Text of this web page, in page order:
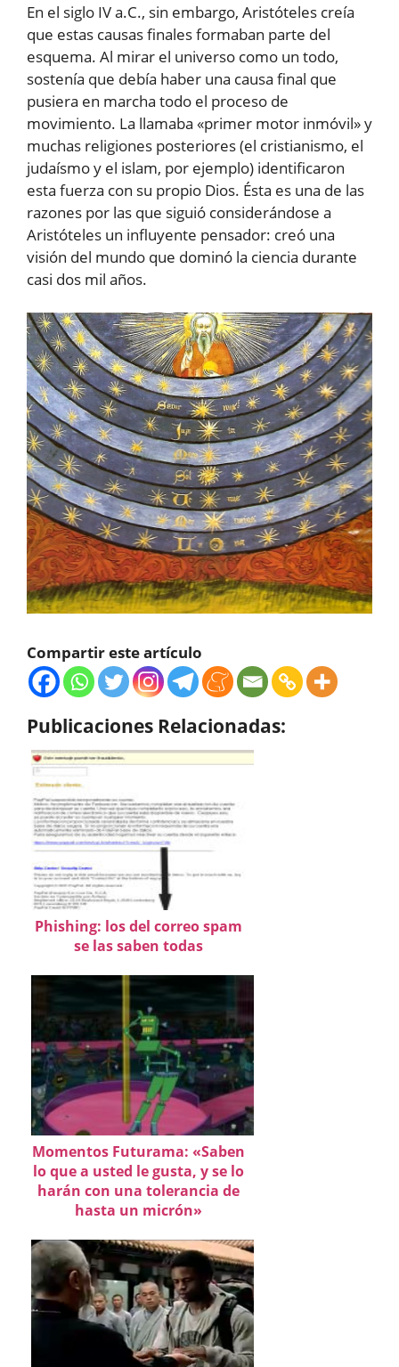
En el siglo IV a.C., sin embargo, Aristóteles creía
que estas causas finales formaban parte del
esquema. Al mirar el universo como un todo,
sostenía que debía haber una causa final que
pusiera en marcha todo el proceso de
movimiento. La llamaba «primer motor inmóvil» y
muchas religiones posteriores (el cristianismo, el
judaísmo y el islam, por ejemplo) identificaron
esta fuerza con su propio Dios. Ésta es una de las
razones por las que siguió considerándose a
Aristóteles un influyente pensador: creó una
visión del mundo que dominó la ciencia durante
casi dos mil años.
Compartir este artículo
Publicaciones Relacionadas:
Phishing: los del correo spam
se las saben todas
Momentos Futurama: «Saben
lo que a usted le gusta, y se lo
harán con una tolerancia de
hasta un micrón»